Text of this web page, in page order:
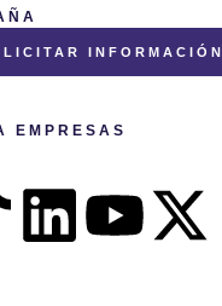
INFORMACIÓN
EMPRESAS